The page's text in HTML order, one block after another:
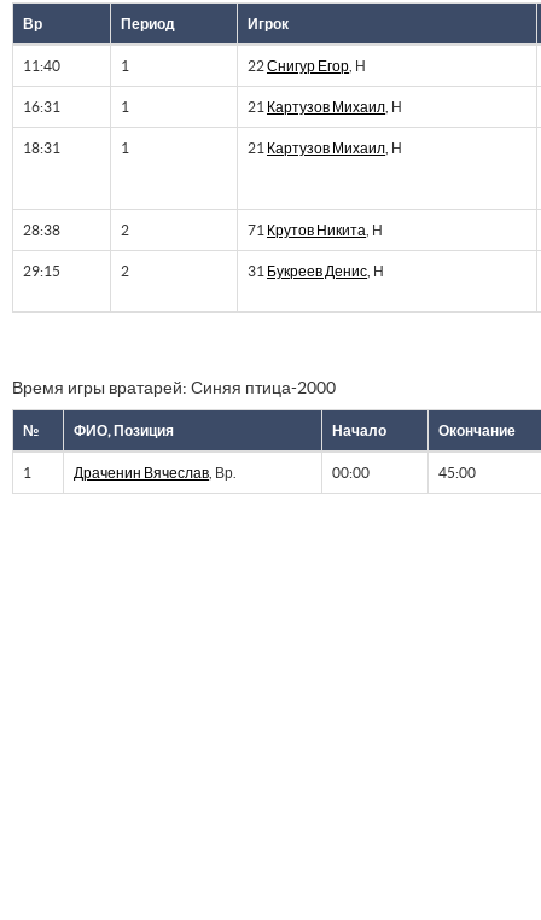
Вр Период Игрок
11:40 1 22Снигур Егор , Н
16:31 1 21 Картузов Михаил , Н
18:31 1 21 Картузов Михаил , Н
28:38 2 71 Крутов Никита , Н
29:15 2 31 Букреев Денис , Н
Время игры вратарей: Синяя птица-2000
№ ФИО, Позиция Начало Окончание
1 Драченин Вячеслав , Вр. 00:00 45:00